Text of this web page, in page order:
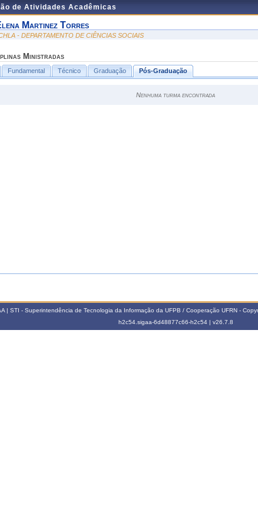
de Atividades Acadêmicas
Martinez Torres
- DEPARTAMENTO DE CIÊNCIAS SOCIAIS
Ministradas
Fundamental Técnico Graduação Pós-Graduação
Nenhuma turma encontrada
| STI - Superintendência de Tecnologia da Informação da UFPB / Cooperação UFRN -
h2c54.sigaa-6d48877c66-h2c54 | v26.7.8